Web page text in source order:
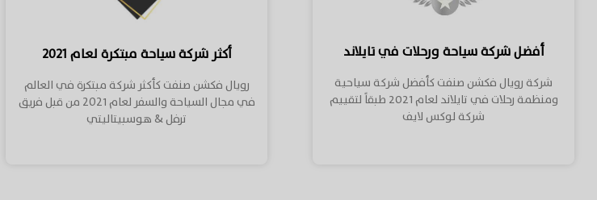
أفضل شركة سياحة ورحلات في تايلاند
شركة رويال فكشن صنفت كأفضل شركة سياحية
ومنظمة رحلات في تايلاند لعام 2021 طبقاً لتقييم
شركة لوكس لايف
أكثر شركة سياحة مبتكرة لعام ٢٠٢١
رويال فكشن صنفت كأكثر شركة مبتكرة في العالم
في مجال السياحة والسفر لعام ٢٠٢١ من قبل فريق
ترفل & هوسبيتاليتي